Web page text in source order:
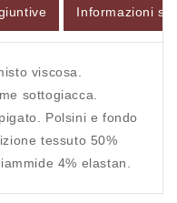
Informazioni
viscosa.
sottogiacca.
Polsini e fondo
tessuto 50%
4% elastan.